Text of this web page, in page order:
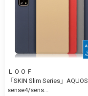
ＬＯＯＦ
「SKIN Slim Series」AQUOS
sense4/sens...